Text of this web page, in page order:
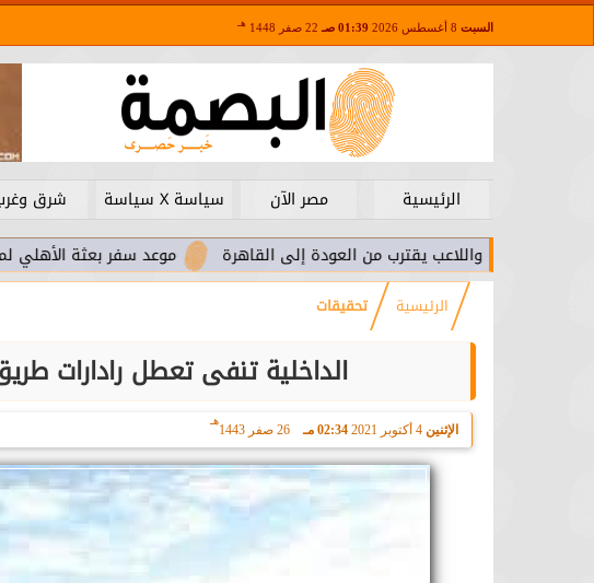
السبت 01:39 صـ 22 صفر 1448 هـ
الرئيسية مصر الآن سياسة X سياسة شرق
موعد سفر بعثة الأهلي لمواجهة واللاعب يقترب من العودة إلى القاهرة
الرئيسية تحقيقات
الداخلية تنفى تعطل رادارات
الإثنين 4 أكتوبر 2021 02:34 مـ 26 صفر 1443
هـ